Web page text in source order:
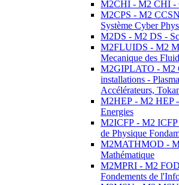
M2CHI - M2 CHI -
M2CPS - M2
Système Cyber
M2DS - M2 DS -
M2FLUIDS - M2
Mecanique des
M2GIPLATO - M2
installations -
Accélérateurs,
M2HEP - M2 HEP -
Energies
M2ICFP - M2 ICFP
de Physique
M2MATHMOD -
Mathématique
M2MPRI - M2
Fondements de